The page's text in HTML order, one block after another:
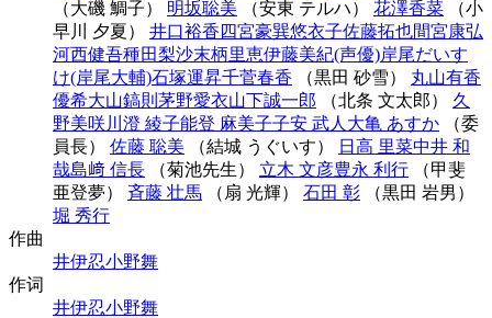
（大磯 鯛子） 明坂聡美 （安東 テルハ） 花澤香菜 （小
早川 夕夏） 井口裕香 四宮豪巽悠衣子佐藤拓也間宮康弘
河西健吾種田梨沙末柄里恵伊藤美紀(声優)岸尾だいす
け(岸尾大輔)石塚運昇千菅春香 （黒田 砂雪） 丸山有香
優希大山鎬則 茅野愛衣山下誠一郎 （北条 文太郎） 久
野美咲川澄 綾子能登 麻美子子安 武人 大亀 あすか （委
員長） 佐藤 聡美 （結城 うぐいす） 日高 里菜中井 和
哉島﨑 信長 （菊池先生） 立木 文彦豊永 利行 （甲斐
亜登夢） 斉藤 壮馬 （扇 光輝） 石田 彰 （黒田 岩男）
堀 秀行
作曲
井伊忍小野舞
作词
井伊忍小野舞